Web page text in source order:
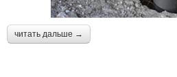
читать дальше →